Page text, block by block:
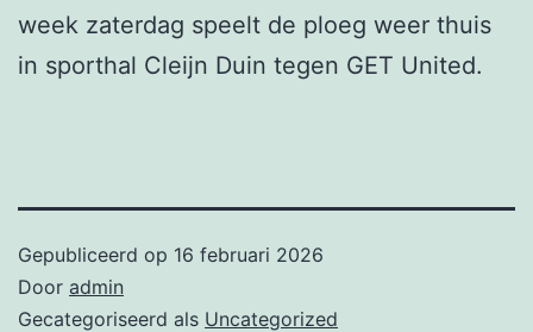
week zaterdag speelt de ploeg weer thuis
in sporthal Cleijn Duin tegen GET United.
Gepubliceerd op 16 februari 2026
Door admin
Gecategoriseerd als Uncategorized